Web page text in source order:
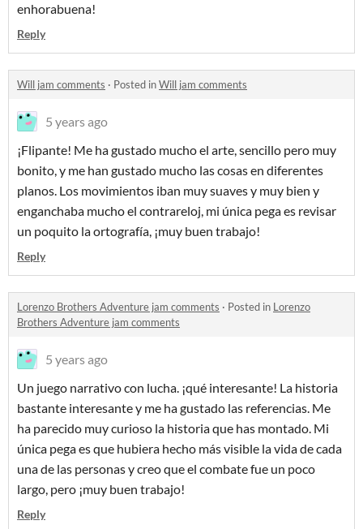
enhorabuena!
Reply
Will jam comments · Posted inWill jam comments
5 years ago
¡Flipante! Me ha gustado mucho el arte, sencillo pero muy
bonito, y me han gustado mucho las cosas en diferentes
planos. Los movimientos iban muy suaves y muy bien y
enganchaba mucho el contrareloj, mi única pega es revisar
un poquito la ortografía, ¡muy buen trabajo!
Reply
Lorenzo Brothers Adventure jam comments · Posted in Lorenzo
Brothers Adventure jam comments
5 years ago
Un juego narrativo con lucha. ¡qué interesante! La historia
bastante interesante y me ha gustado las referencias. Me
ha parecido muy curioso la historia que has montado. Mi
única pega es que hubiera hecho más visible la vida de cada
una de las personas y creo que el combate fue un poco
largo, pero ¡muy buen trabajo!
Reply